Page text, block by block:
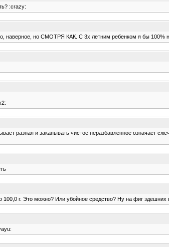
:crazy:
наверное, но СМОТРЯ КАК. С 3х летним ребенком я бы 100%
разная и закапывать чистое неразбавленное означает
г. Это можно? Или убойное средство? Ну на фиг здешних